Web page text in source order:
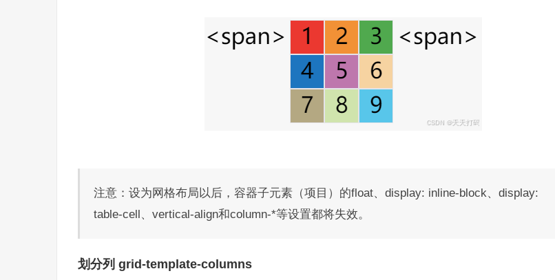
注意：设为网格布局以后，容器子元素（项目）的float、display: inline-block、display:
table-cell、vertical-align和column-*等设置都将失效。
划分列 grid-template-columns